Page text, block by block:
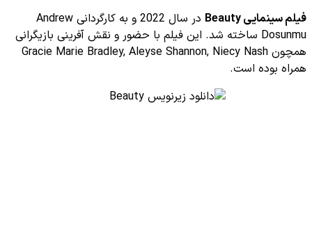
فیلم سینمایی Beauty
در سال 2022 و به کارگردانی Andrew
Dosunmu ساخته شد. این فیلم با حضور و نقش آفرینی بازیگرانی
همچون Gracie Marie Bradley, Aleyse Shannon, Niecy Nash
همراه بوده است.